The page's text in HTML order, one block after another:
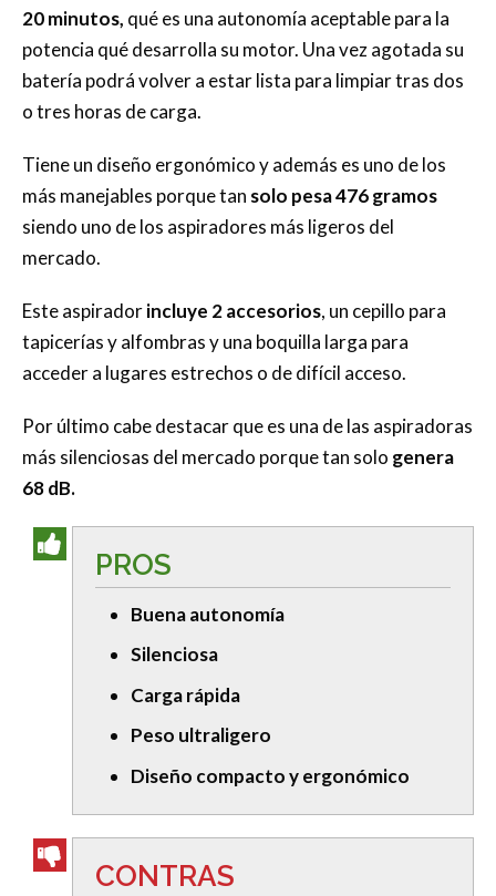
20 minutos, qué es una autonomía aceptable para la
potencia qué desarrolla su motor. Una vez agotada su
batería podrá volver a estar lista para limpiar tras dos
o tres horas de carga.
Tiene un diseño ergonómico y además es uno de los
más manejables porque tan solo pesa 476 gramos
siendo uno de los aspiradores más ligeros del
mercado.
Este aspiradorincluye 2 accesorios, un cepillo para
tapicerías y alfombras y una boquilla larga para
acceder a lugares estrechos o de difícil acceso.
Por último cabe destacar que es una de las aspiradoras
más silenciosas del mercado porque tan solo genera
68 dB.
PROS
Buena autonomía
Silenciosa
Carga rápida
Peso ultraligero
Diseño compacto y ergonómico
CONTRAS